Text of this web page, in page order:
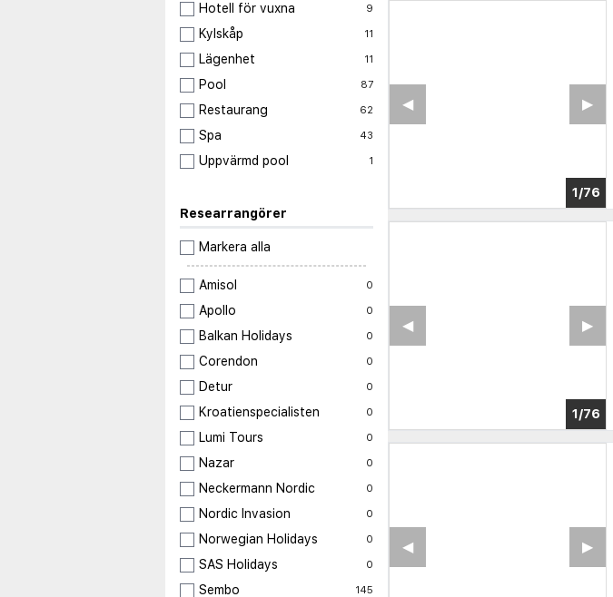
Hotell för vuxna 9
Kylskåp 11
Lägenhet 11
Pool 87
Restaurang 62
Spa 43
Uppvärmd pool 1
Researrangörer
Markera alla
Amisol 0
Apollo 0
Balkan Holidays 0
Corendon 0
Detur 0
Kroatienspecialisten 0
Lumi Tours 0
Nazar 0
Neckermann Nordic 0
Nordic Invasion 0
Norwegian Holidays 0
SAS Holidays 0
Sembo 145
1/72
▶︎
◀︎
1/72
▶︎
◀︎
▶︎
◀︎